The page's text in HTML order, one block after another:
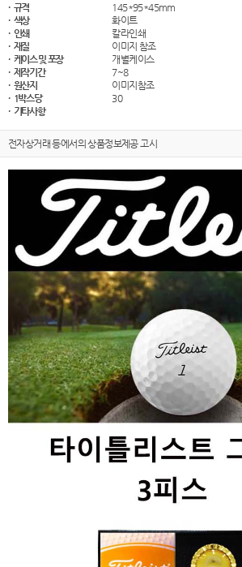
· 규격
145*95*45mm
· 색상
화이트
· 인쇄
칼라인쇄
· 재질
이미지 참조
· 케이스 및 포장
개별케이스
· 제작기간
7~8
· 원산지
이미지참조
· 1박스당
30
· 기타사항
전자상거래 등에서의 상품정보제공 고시